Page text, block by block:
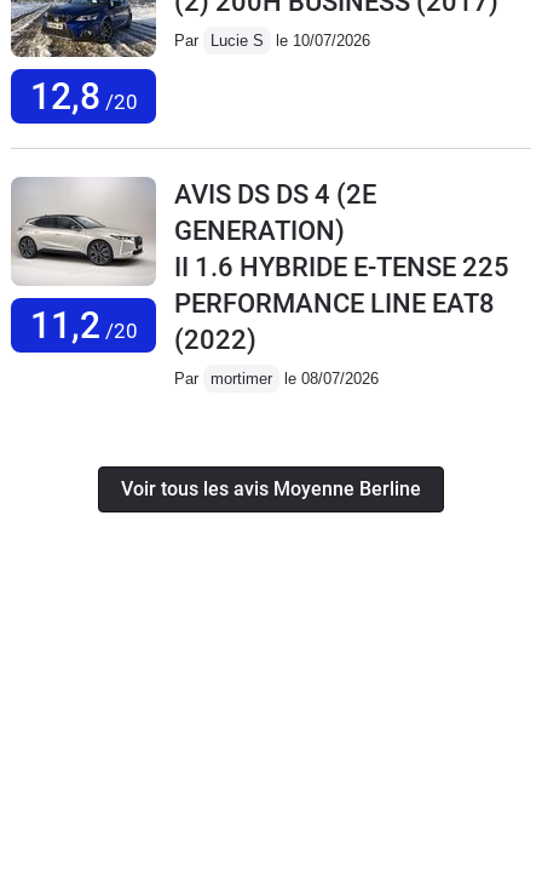
12,8 /20
Par Lucie S le 10/07/2026
11,2 /20
AVIS DS DS 4 (2E
GENERATION)
II 1.6 HYBRIDE E-TENSE 225
PERFORMANCE LINE EAT8
(2022)
Par mortimer le 08/07/2026
Voir tous les avis Moyenne Berline